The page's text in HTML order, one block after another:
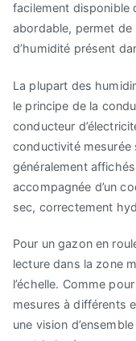
facilement disponible
abordable, permet de
d’humidité présent
La plupart des
le principe de la
conducteur
conductivité mesurée
généralement
accompagnée d’un
sec, correctement
Pour un gazon en
lecture dans la zone
l’échelle. Comme
mesures à différents
une vision